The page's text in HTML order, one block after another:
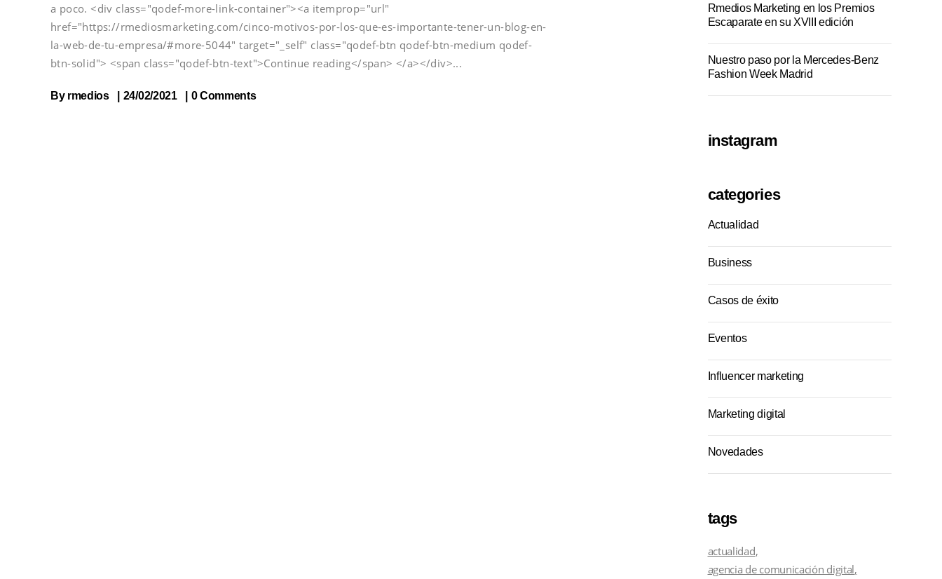
a poco. <div class="qodef-more-link-container"><a itemprop="url"
href="https://rmediosmarketing.com/cinco-motivos-por-los-que-es-importante-tener-un-blog-en-
la-web-de-tu-empresa/#more-5044" target="_self" class="qodef-btn qodef-btn-medium qodef-
btn-solid"> <span class="qodef-btn-text">Continue reading</span> </a></div>
By rmedios 24/02/2021 0 Comments
Rmedios Marketing en los Premios
Escaparate en su XVIII edición
Nuestro paso por la Mercedes-Benz
Fashion Week Madrid
instagram
categories
Actualidad
Business
Casos de éxito
Eventos
Influencer marketing
Marketing digital
Novedades
tags
actualidad
agencia de comunicación digital